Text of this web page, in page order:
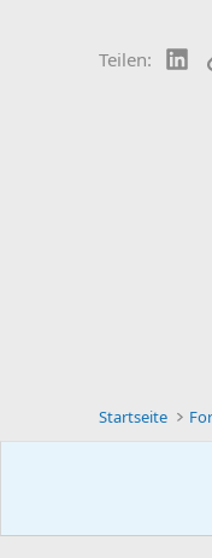
Teilen:
Startseite